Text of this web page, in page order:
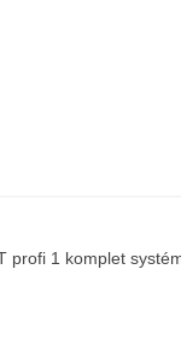
profi 1 komplet